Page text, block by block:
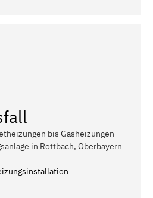
bis Gasheizungen -
in Rottbach, Oberbayern